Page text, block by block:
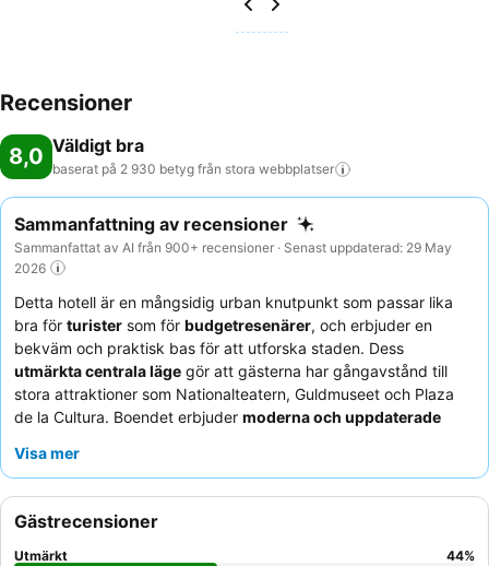
Recensioner
8,0 Väldigt bra
baserat på 2 930 betyg från stora webbplatser
Sammanfattning av recensioner
Sammanfattat av AI från 900+ recensioner · Senast uppdaterad: 29 May
2026
Detta hotell är en mångsidig urban knutpunkt som passar lika
bra för turister som för budgetresenärer, och erbjuder en
bekväm och praktisk bas för att utforska staden. Dess
utmärkta centrala läge gör att gästerna har gångavstånd till
stora attraktioner som Nationalteatern, Guldmuseet och Plaza
de la Cultura. Boendet erbjuder moderna och uppdaterade
berömmer konsekvent den
lokala favoriter som
gäster överväga att be om ett rum som inte vetter mot gatan.
Visa mer
Gästrecensioner
Utmärkt 44%